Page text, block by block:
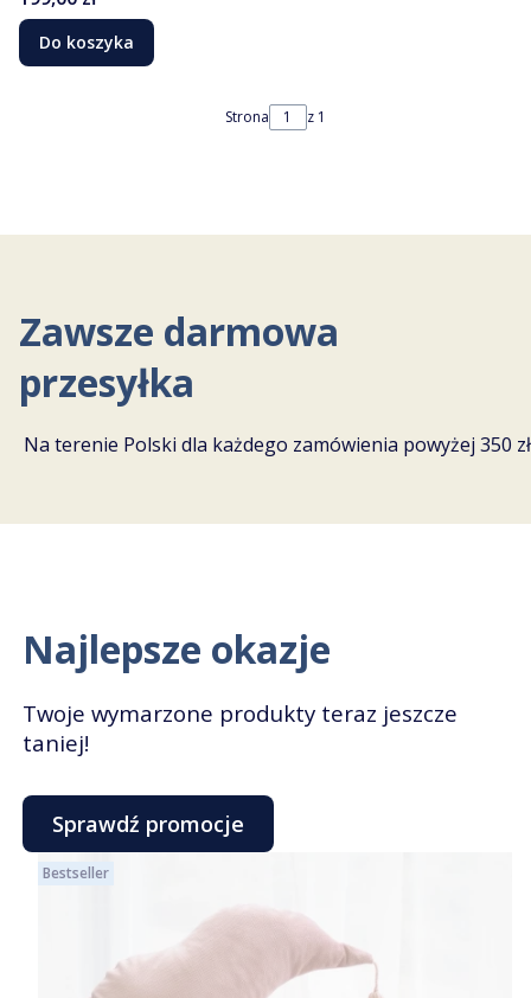
Do koszyka
Strona z 1
Zawsze darmowa
przesyłka
Na terenie Polski dla każdego zamówienia powyżej 350 zł
Najlepsze okazje
Twoje wymarzone produkty teraz jeszcze
taniej!
Sprawdź promocje
Bestseller